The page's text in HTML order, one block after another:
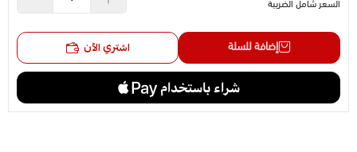
السعر شامل الضريبة
إضافة للسلة اشتري الآن